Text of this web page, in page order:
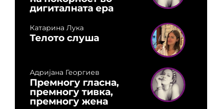
дигиталната ера
Катарина Лука
Телото слуша
Адријана Георгиев
Премногу гласна,
премногу тивка,
премногу жена